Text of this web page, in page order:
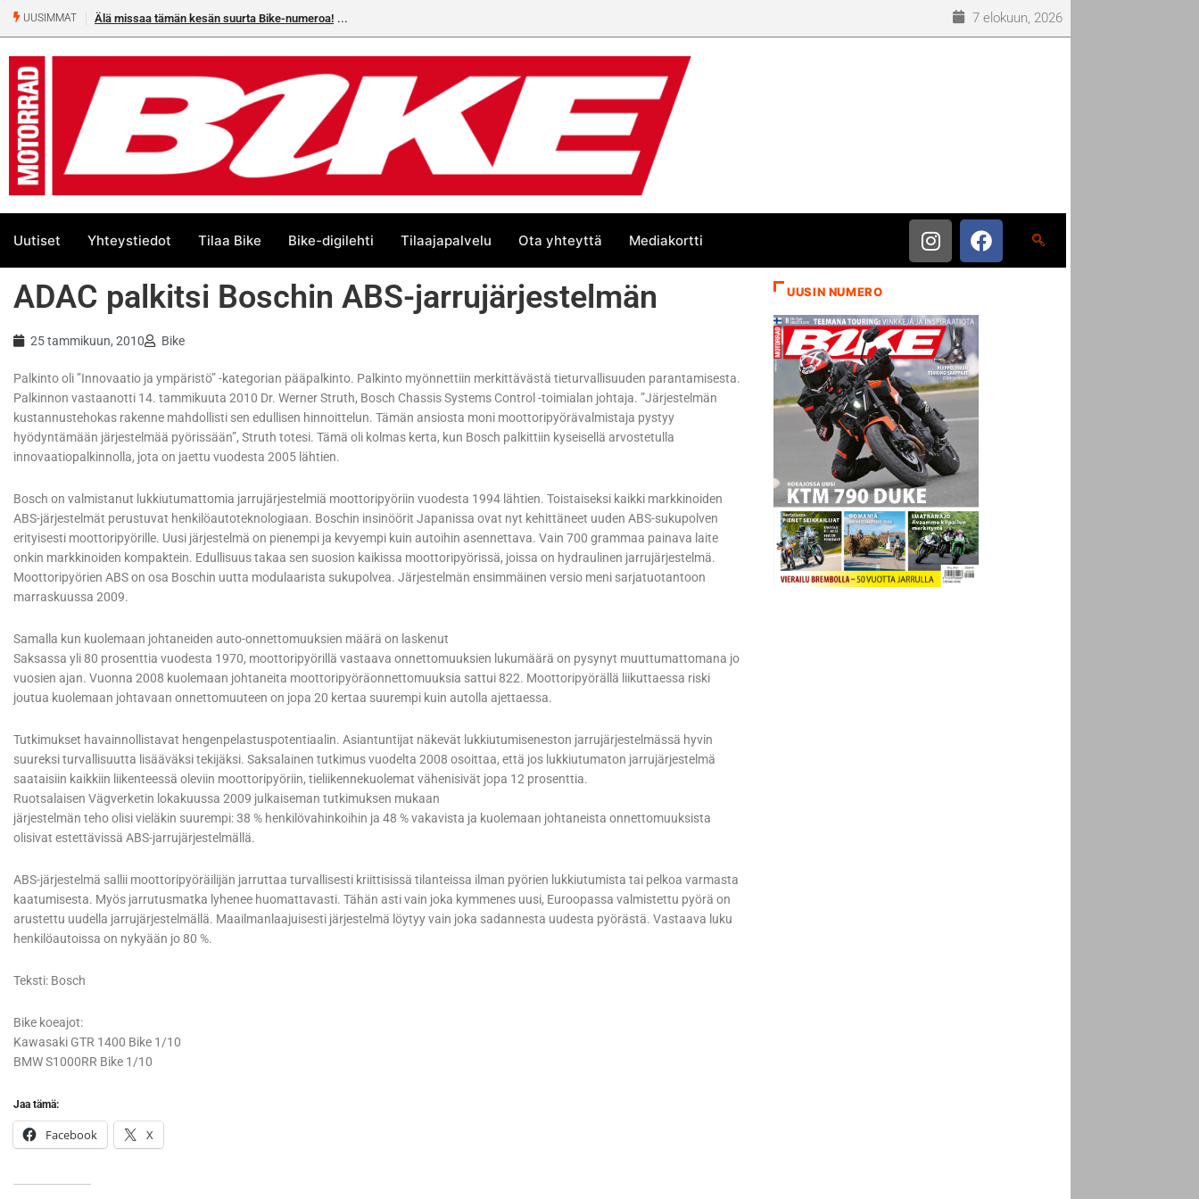
UUSIMMAT
Älä missaa tämän kesän suurta Bike-numeroa! Heikkilä kymmenes 250cc EM-challengessä 7 elokuun, 2026
Uutiset Yhteystiedot Tilaa Bike Bike-digilehti Tilaajapalvelu Ota yhteyttä Mediakortti
ADAC palkitsi Boschin ABS-jarrujärjestelmän
25 tammikuun, 2010 Bike
Palkinto oli ”Innovaatio ja ympäristö” -kategorian pääpalkinto. Palkinto myönnettiin merkittävästä tieturvallisuuden parantamisesta.
Palkinnon vastaanotti 14. tammikuuta 2010 Dr. Werner Struth, Bosch Chassis Systems Control -toimialan johtaja. ”Järjestelmän
kustannustehokas rakenne mahdollisti sen edullisen hinnoittelun. Tämän ansiosta moni moottoripyörävalmistaja pystyy
hyödyntämään järjestelmää pyörissään”, Struth totesi. Tämä oli kolmas kerta, kun Bosch palkittiin kyseisellä arvostetulla
innovaatiopalkinnolla, jota on jaettu vuodesta 2005 lähtien.
Bosch on valmistanut lukkiutumattomia jarrujärjestelmiä moottoripyöriin vuodesta 1994 lähtien. Toistaiseksi kaikki markkinoiden
ABS-järjestelmät perustuvat henkilöautoteknologiaan. Boschin insinöörit Japanissa ovat nyt kehittäneet uuden ABS-sukupolven
erityisesti moottoripyörille. Uusi järjestelmä on pienempi ja kevyempi kuin autoihin asennettava. Vain 700 grammaa painava laite
onkin markkinoiden kompaktein. Edullisuus takaa sen suosion kaikissa moottoripyörissä, joissa on hydraulinen jarrujärjestelmä.
Moottoripyörien ABS on osa Boschin uutta modulaarista sukupolvea. Järjestelmän ensimmäinen versio meni sarjatuotantoon
marraskuussa 2009.
Samalla kun kuolemaan johtaneiden auto-onnettomuuksien määrä on laskenut
Saksassa yli 80 prosenttia vuodesta 1970, moottoripyörillä vastaava onnettomuuksien lukumäärä on pysynyt muuttumattomana jo
vuosien ajan. Vuonna 2008 kuolemaan johtaneita moottoripyöräonnettomuuksia sattui 822. Moottoripyörällä liikuttaessa riski
joutua kuolemaan johtavaan onnettomuuteen on jopa 20 kertaa suurempi kuin autolla ajettaessa.
Tutkimukset havainnollistavat hengenpelastuspotentiaalin. Asiantuntijat näkevät lukkiutumiseneston jarrujärjestelmässä hyvin
suureksi turvallisuutta lisääväksi tekijäksi. Saksalainen tutkimus vuodelta 2008 osoittaa, että jos lukkiutumaton jarrujärjestelmä
saataisiin kaikkiin liikenteessä oleviin moottoripyöriin, tieliikennekuolemat vähenisivät jopa 12 prosenttia.
Ruotsalaisen Vägverketin lokakuussa 2009 julkaiseman tutkimuksen mukaan
järjestelmän teho olisi vieläkin suurempi: 38 % henkilövahinkoihin ja 48 % vakavista ja kuolemaan johtaneista onnettomuuksista
olisivat estettävissä ABS-jarrujärjestelmällä.
ABS-järjestelmä sallii moottoripyöräilijän jarruttaa turvallisesti kriittisissä tilanteissa ilman pyörien lukkiutumista tai pelkoa varmasta
kaatumisesta. Myös jarrutusmatka lyhenee huomattavasti. Tähän asti vain joka kymmenes uusi, Euroopassa valmistettu pyörä on
arustettu uudella jarrujärjestelmällä. Maailmanlaajuisesti järjestelmä löytyy vain joka sadannesta uudesta pyörästä. Vastaava luku
henkilöautoissa on nykyään jo 80 %.
Teksti: Bosch
Bike koeajot:
Kawasaki GTR 1400 Bike 1/10
BMW S1000RR Bike 1/10
Jaa tämä:
Facebook X
UUSIN NUMERO